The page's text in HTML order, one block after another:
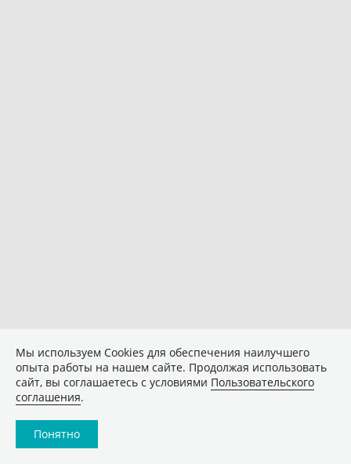
Мы используем Сookies для обеспечения наилучшего
опыта работы на нашем сайте. Продолжая использовать
сайт, вы соглашаетесь с условиями Пользовательского
соглашения.
Понятно